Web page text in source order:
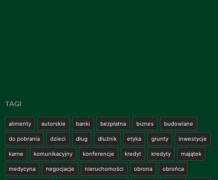
TAGI
alimenty autorskie banki bezpłatna biznes budowlane
do pobrania dzieci dług dłużnik etyka grunty inwestycje
karne komunikacyjny konferencje kredyt kredyty majątek
medycyna negocjacje nieruchomości obrona obrońca